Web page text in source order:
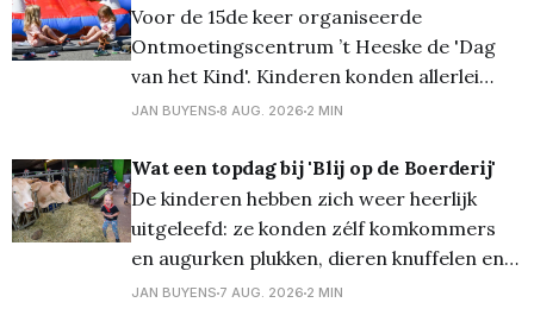
horen. En zoals u alvast
Voor de 15de keer organiseerde
Ontmoetingscentrum ’t Heeske de 'Dag
van het Kind'. Kinderen konden allerlei
spellen doen zoals eendjes vissen, Dokter
kaart konden zij uit een zeer rijk
assortiment speelgoed kiezen. Voor hen
waren ook al de versnaperingen gratis:
van hot-
JAN BUYENS 8 AUG. 2026 2 MIN
Wat een topdag bij 'Blij op de Boerderij'
De kinderen hebben zich weer heerlijk
uitgeleefd: ze konden zélf komkommers
en augurken plukken, dieren knuffelen en
eten geven (waaronder schaapjes en de
JAN BUYENS 7 AUG. 2026 2 MIN